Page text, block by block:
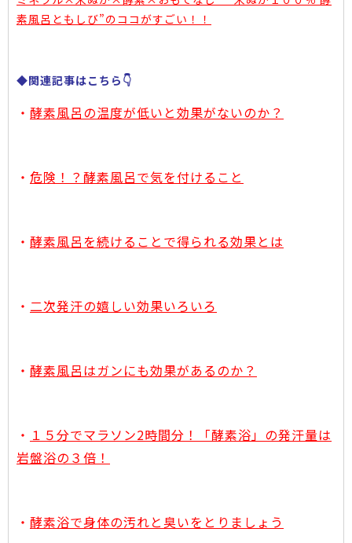
素風呂ともしび”のココがすごい！！
◆関連記事はこちら👇
・ 酵素風呂の温度が低いと効果がないのか？
・ 危険！？酵素風呂で気を付けること
・ 酵素風呂を続けることで得られる効果とは
・ 二次発汗の嬉しい効果いろいろ
・ 酵素風呂はガンにも効果があるのか？
・ １５分でマラソン2時間分！「酵素浴」の発汗量は
岩盤浴の３倍！
・ 酵素浴で身体の汚れと臭いをとりましょう